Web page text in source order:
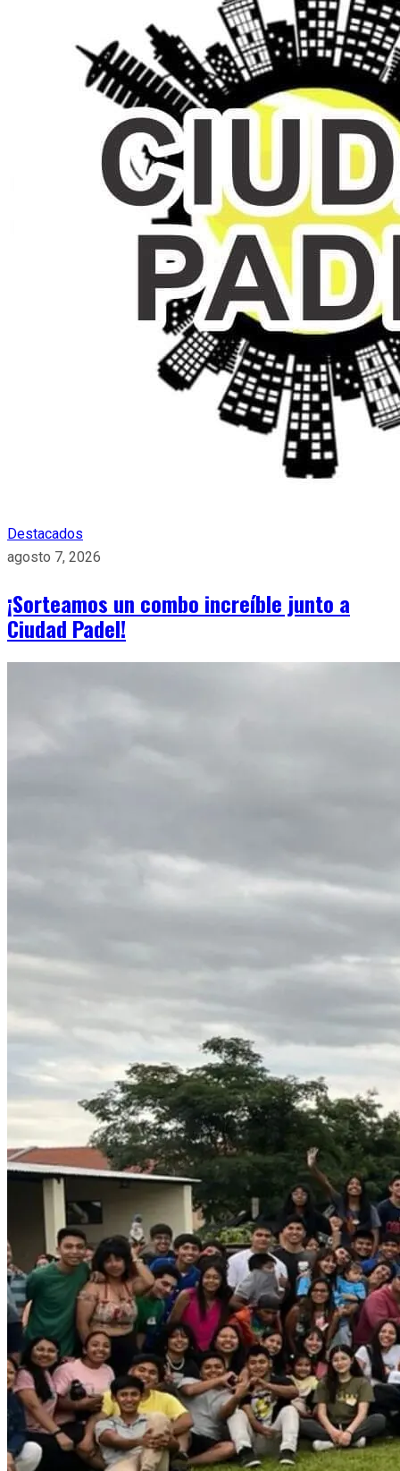
Destacados
agosto 7, 2026
¡Sorteamos un combo increíble junto a
Ciudad Padel!